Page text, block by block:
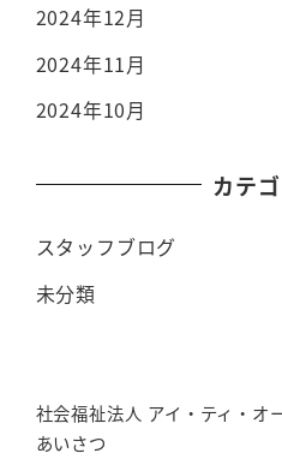
2024年12月
2024年11月
2024年10月
カテ
スタッフブログ
未分類
社会福祉法人 アイ・ティ・オ
あいさつ